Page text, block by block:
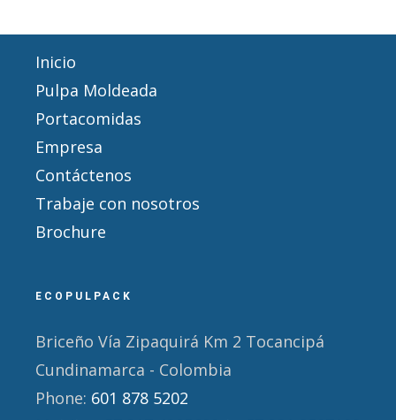
Inicio
Pulpa Moldeada
Portacomidas
Empresa
Contáctenos
Trabaje con nosotros
Brochure
ECOPULPACK
Briceño Vía Zipaquirá Km 2 Tocancipá
Cundinamarca - Colombia
Phone: 601 878 5202